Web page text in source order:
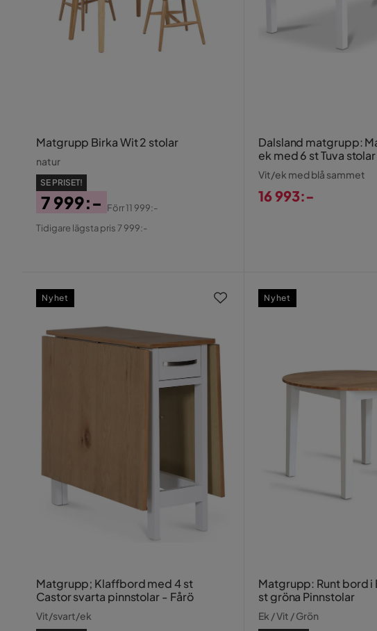
Matgrupp Birka Wit 2 stolar
natur
SE PRISET!
Pris
7 999:-
Original
Förr11 999:-
Tidigare lägsta pris 7 999:-
Dalsland matgrupp:
ek med 6 st Tuva
Vit/ek med blå sammet
16 993:-
Matgrupp; Klaffbord med 4 st
Castor svarta pinnstolar - Fårö
Vit/svart/ek
Nyhet
Matgrupp: Runt bord i
st gröna Pinnstolar
Ek / Vit / Grön
Nyhet